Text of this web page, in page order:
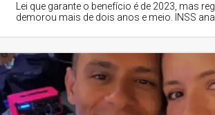
Lei que garante o benefício é de 2023, mas
demorou mais de dois anos e meio. INSS